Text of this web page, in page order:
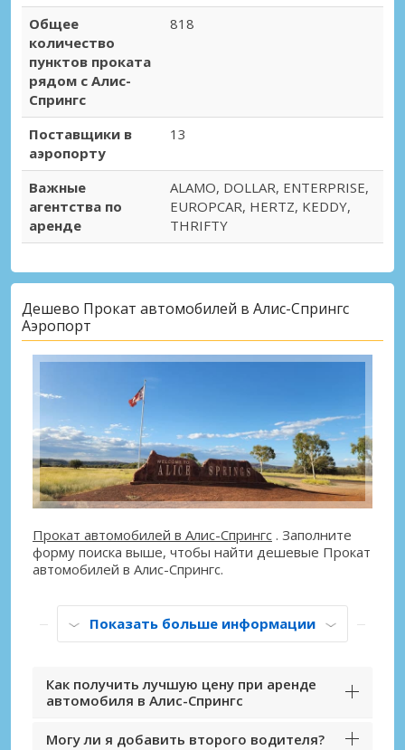
Общее
количество
пунктов проката
рядом с Алис-
Спрингс
818
Поставщики в
аэропорту
13
Важные
агентства по
аренде
ALAMO, DOLLAR, ENTERPRISE,
EUROPCAR, HERTZ, KEDDY,
THRIFTY
Дешево Прокат автомобилей в Алис-Спрингс
Аэропорт
Прокат автомобилей в Алис-Спрингс . Заполните
форму поиска выше, чтобы найти дешевые Прокат
автомобилей в Алис-Спрингс.
Показать больше информации
Как получить лучшую цену при аренде
автомобиля в Алис-Спрингс
Могу ли я добавить второго водителя?